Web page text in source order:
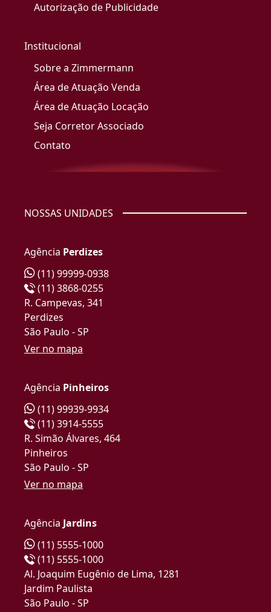
Autorização de Publicidade
Institucional
Sobre a Zimmermann
Área de Atuação Venda
Área de Atuação Locação
Seja Corretor Associado
Contato
NOSSAS UNIDADES
Agência Perdizes
(11) 99999-0938
(11) 3868-0255
R. Campevas, 341
Perdizes
São Paulo - SP
Ver no mapa
Agência Pinheiros
(11) 99939-9934
(11) 3914-5555
R. Simão Álvares, 464
Pinheiros
São Paulo - SP
Ver no mapa
Agência Jardins
(11) 5555-1000
(11) 5555-1000
Al. Joaquim Eugênio de Lima, 1281
Jardim Paulista
São Paulo - SP